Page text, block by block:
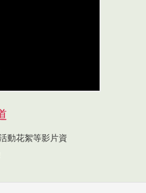
動花絮等影片資